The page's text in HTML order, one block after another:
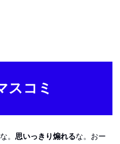
スコミ
。 思いっきり煽れるな。おー